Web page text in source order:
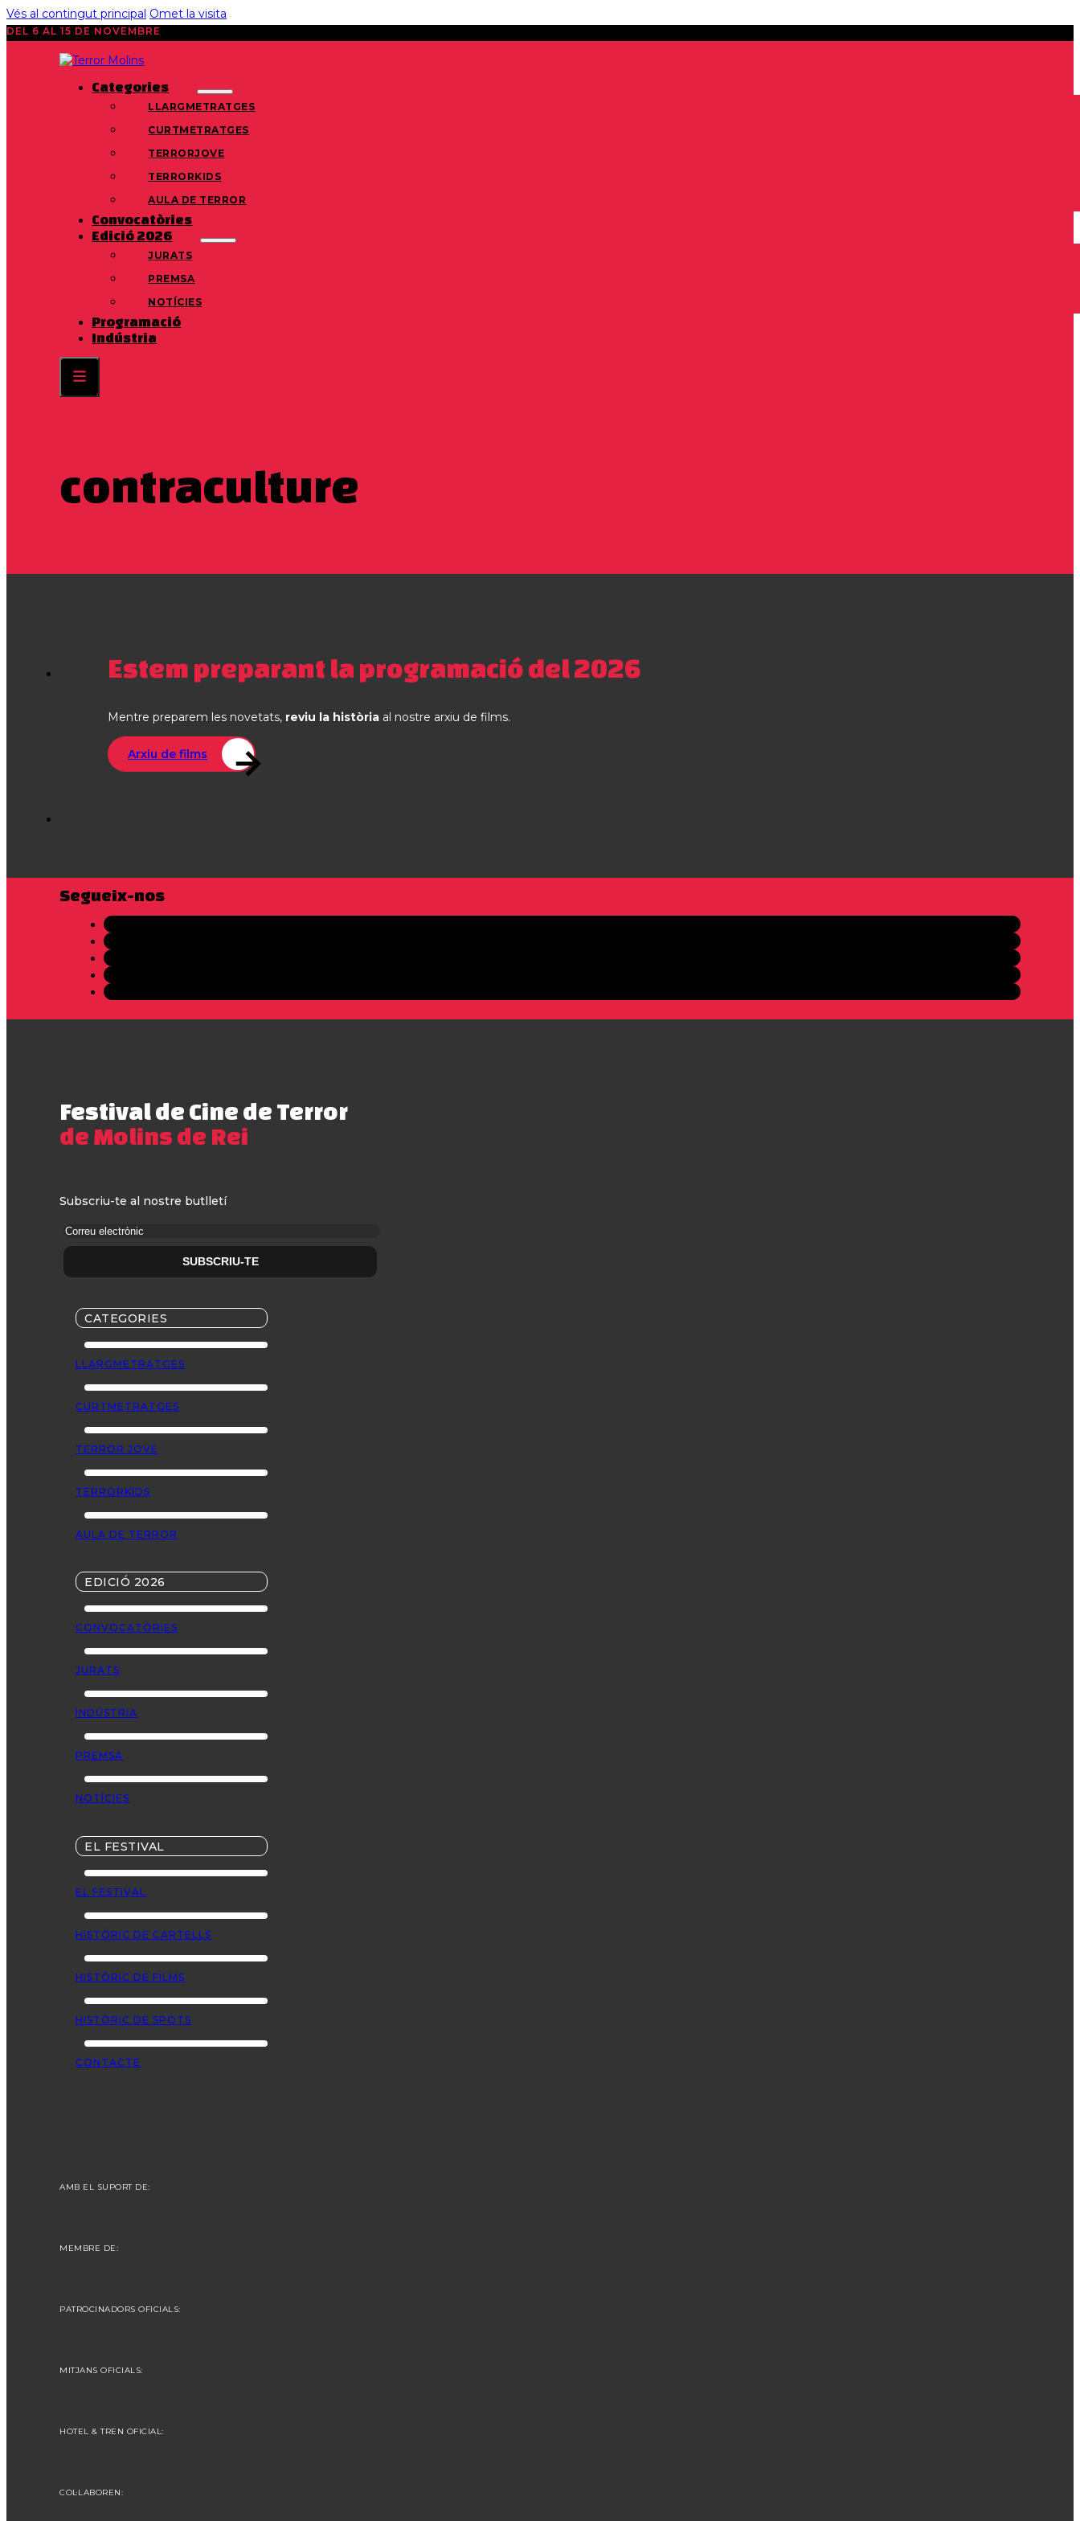
Vés al contingut principal Omet la visita
DEL 6 AL 15 DE NOVEMBRE
Categories
LLARGMETRATGES
CURTMETRATGES
TERRORJOVE
TERRORKIDS
AULA DE TERROR
Convocatòries
Edició 2026
JURATS
PREMSA
NOTÍCIES
Programació
Indústria
contraculture
Estem preparant la programació del 2026
Mentre preparem les novetats, reviu la història al nostre arxiu de films.
Arxiu de films
Segueix-nos
Festival de Cine de Terror
de Molins de Rei
Subscriu-te al nostre butlletí
CATEGORIES
LLARGMETRATGES
CURTMETRATGES
TERROR JOVE
TERRORKIDS
AULA DE TERROR
EDICIÓ 2026
CONVOCATÒRIES
JURATS
INDÚSTRIA
PREMSA
NOTÍCIES
EL FESTIVAL
EL FESTIVAL
HISTÒRIC DE CARTELLS
HISTÒRIC DE FILMS
HISTÒRIC DE SPOTS
CONTACTE
AMB EL SUPORT DE:
MEMBRE DE:
PATROCINADORS OFICIALS:
MITJANS OFICIALS:
HOTEL & TREN OFICIAL:
COL·LABOREN: